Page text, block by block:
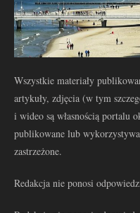
Wszystkie materiały
artykuły, zdjęcia (w tym
i wideo są własnością portalu
publikowane lub
zastrzeżone.
Redakcja nie ponosi